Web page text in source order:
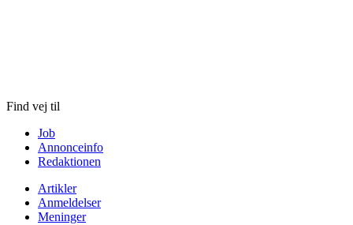
Find vej til
Job
Annonceinfo
Redaktionen
Artikler
Anmeldelser
Meninger